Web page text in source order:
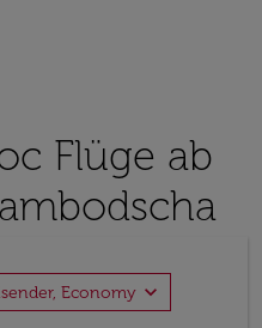
Flüge ab
Economy expand_more